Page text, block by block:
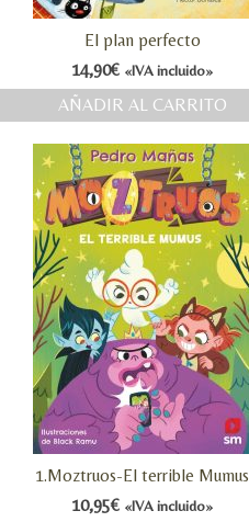
El plan perfecto
14,90€ «IVA incluido»
AÑADIR AL CARRITO
1.Moztruos-El terrible Mumus
10,95€ «IVA incluido»